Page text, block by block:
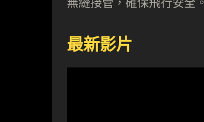
最新影片